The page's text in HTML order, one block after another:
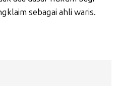
sebagai ahli waris.